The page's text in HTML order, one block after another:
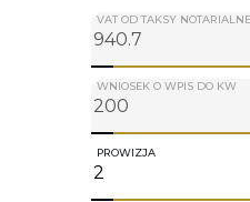
VAT OD TAKSY
WNIOSEK O WPIS DO KW
PROWIZJA